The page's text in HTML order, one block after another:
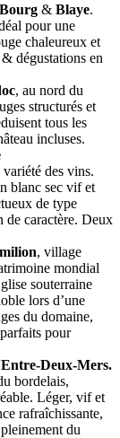
Bourg & Blaye.
pour une
chaleureux et
dégustations en
, au nord du
structurés et
tous les
incluses.
des vins.
blanc sec vif et
de type
de caractère. Deux
, village
mondial
souterraine
lors d’une
du domaine,
pour
Entre-Deux-Mers.
bordelais,
Léger, vif et
rafraîchissante,
du